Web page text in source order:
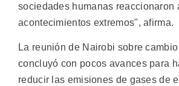
sociedades humanas reaccionaron
acontecimientos extremos", afirma.
La reunión de Nairobi sobre
concluyó con pocos avances para
reducir las emisiones de gases de